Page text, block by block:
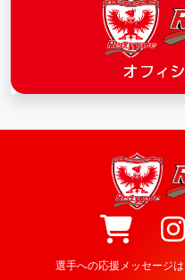
選手への応援メッセージ